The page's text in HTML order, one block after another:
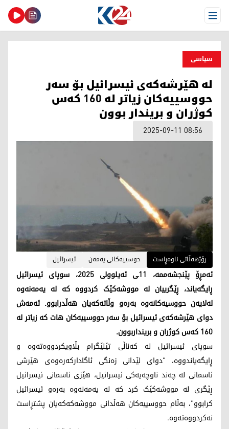
Open Menu
سیاسی
لە هێرشەکەی ئیسرائیل بۆ سەر
حووسییەکان زیاتر لە 160 کەس
کوژران و بریندار بوون
2025-09-11 08:56
رۆژهەڵاتی ناوەڕاست حوسییەکانی یەمەن ئیسرائیل
ئەمڕۆ پێنجشەممە، 11ـی ئەیلوولی 2025، سوپای ئیسرائیل
ڕایگەیاند، ڕێگرییان لە مووشەکێک کردووە کە لە یەمەنەوە
لەلایەن حووسیەکانەوە بەرەو وڵاتەکەیان هەڵدرابوو. ئەمەش
دوای هێرشەکەی ئیسرائیل بۆ سەر حووسییەکان هات کە زیاتر لە
160 کەس کوژران و برینداربوون.
سوپای ئیسرائیل لە کەناڵی تێلێگرام بڵاویکردووەتەوە و
ڕایگەیاندووە، "دوای لێدانی زەنگی ئاگادارکەرەوەی هێرشی
ئاسمانی لە چەند ناوچەیەکی ئیسرائیل، هێزی ئاسمانی ئیسرائیل
ڕێگری لە مووشەکێک کرد کە لە یەمەنەوە بەرەو ئیسرائیل
کرابوو"، بەڵام حووسییەکان هەڵدانی مووشەکەکەیان پشتڕاست
نەکردووەتەوە.